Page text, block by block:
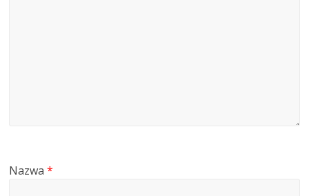
Nazwa*